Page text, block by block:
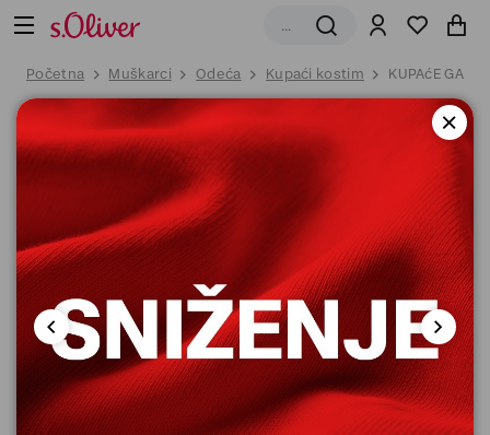
Početna Muškarci Odeća Kupaći kostim KUPAćE GAćE